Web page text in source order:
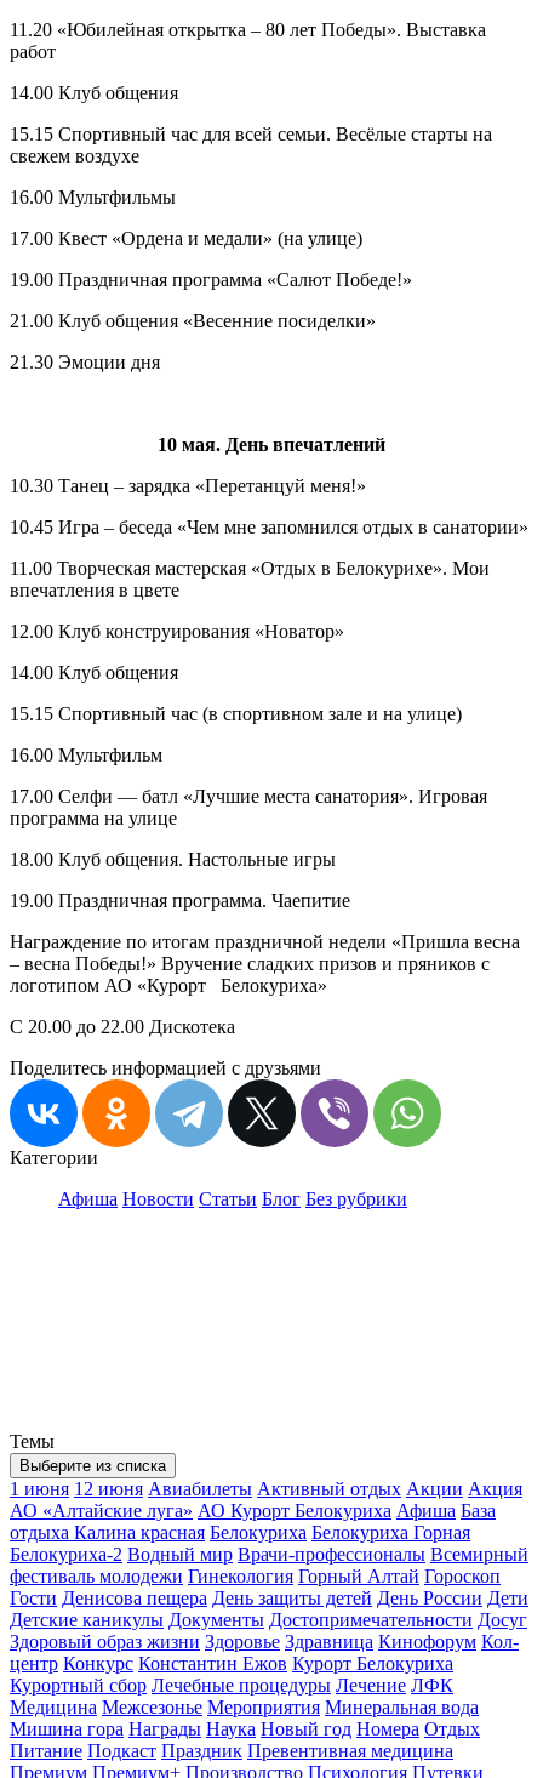
11.20 «Юбилейная открытка – 80 лет Победы». Выставка
работ
14.00 Клуб общения
15.15 Спортивный час для всей семьи. Весёлые старты на
свежем воздухе
16.00 Мультфильмы
17.00 Квест «Ордена и медали» (на улице)
19.00 Праздничная программа «Салют Победе!»
21.00 Клуб общения «Весенние посиделки»
21.30 Эмоции дня
10 мая. День впечатлений
10.30 Танец – зарядка «Перетанцуй меня!»
10.45 Игра – беседа «Чем мне запомнился отдых в санатории»
11.00 Творческая мастерская «Отдых в Белокурихе». Мои
впечатления в цвете
12.00 Клуб конструирования «Новатор»
14.00 Клуб общения
15.15 Спортивный час (в спортивном зале и на улице)
16.00 Мультфильм
17.00 Селфи — батл «Лучшие места санатория». Игровая
программа на улице
18.00 Клуб общения. Настольные игры
19.00 Праздничная программа. Чаепитие
Награждение по итогам праздничной недели «Пришла весна
– весна Победы!» Вручение сладких призов и пряников с
логотипом АО «Курорт Белокуриха»
С 20.00 до 22.00 Дискотека
Поделитесь информацией с друзьями
Категории
Афиша Новости Статьи Блог Без рубрики
Темы
Выберите из списка
1 июня 12 июня Авиабилеты Активный отдых Акции Акция
АО «Алтайские луга» АО Курорт Белокуриха Афиша База
отдыха Калина красная Белокуриха Белокуриха Горная
Белокуриха-2 Водный мир Врачи-профессионалы Всемирный
фестиваль молодежи Гинекология Горный Алтай Гороскоп
Гости Денисова пещера День защиты детей День России Дети
Детские каникулы Документы Достопримечательности Досуг
Здоровый образ жизни Здоровье Здравница Кинофорум Кол-
центр Конкурс Константин Ежов Курорт Белокуриха
Курортный сбор Лечебные процедуры Лечение ЛФК
Медицина Межсезонье Мероприятия Минеральная вода
Мишина гора Награды Наука Новый год Номера Отдых
Питание Подкаст Праздник Превентивная медицина
Премиум Премиум+ Производство Психология Путевки